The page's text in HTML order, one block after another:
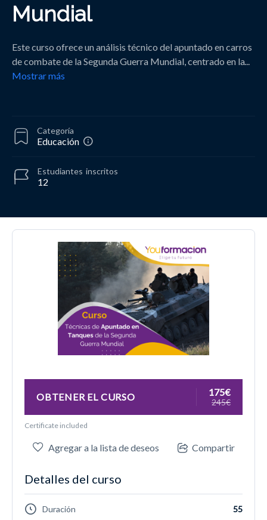
Mundial
Este curso ofrece un análisis técnico del apuntado en carros
de combate de la Segunda Guerra Mundial, centrado en la...
Mostrar más
Categoría
Educación
12
Estudiantes inscritos
OBTENER EL CURSO 175€
245€
Certificate included
Agregar a la lista de deseos Compartir
Detalles del curso
Duración 55